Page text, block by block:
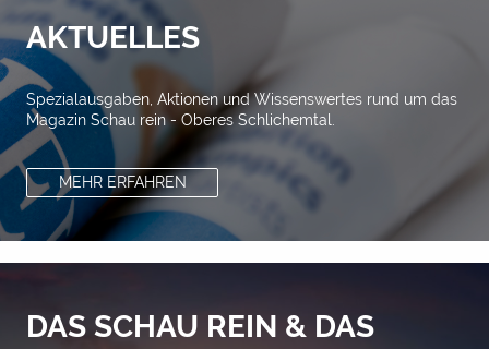
AKTUELLES
Spezialausgaben, Aktionen und Wissenswertes rund um das
Magazin Schau rein - Oberes Schlichemtal.
MEHR ERFAHREN
DAS SCHAU REIN & DAS